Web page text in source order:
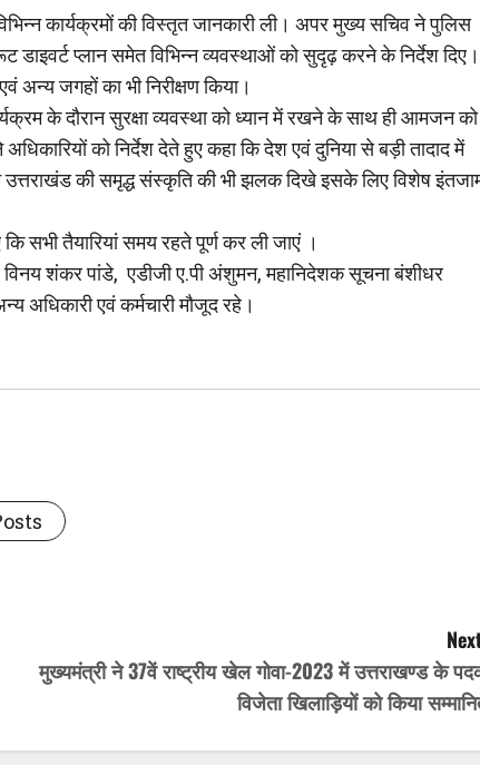
कार्यक्रमों की विस्तृत जानकारी ली। अपर मुख्य सचिव ने पुलिस
डाइवर्ट प्लान समेत विभिन्न व्यवस्थाओं को सुदृढ़ करने के निर्देश दिए।
जगहों का भी निरीक्षण किया।
के दौरान सुरक्षा व्यवस्था को ध्यान में रखने के साथ ही आमजन को
को निर्देश देते हुए कहा कि देश एवं दुनिया से बड़ी तादाद में
की समृद्ध संस्कृति की भी झलक दिखे इसके लिए विशेष
सभी तैयारियां समय रहते पूर्ण कर ली जाएं ।
विनय शंकर पांडे, एडीजी ए.पी अंशुमन, महानिदेशक सूचना बंशीधर
अधिकारी एवं कर्मचारी मौजूद रहे।
मुख्यमंत्री ने 37वें राष्ट्रीय खेल गोवा-2023 में उत्तराखण्ड के
विजेता खिलाड़ियों को किया